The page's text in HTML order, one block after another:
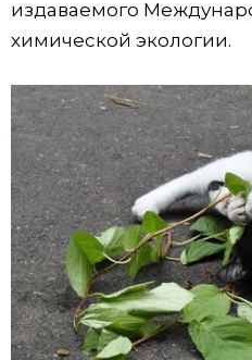
издаваемого
химической экологии.